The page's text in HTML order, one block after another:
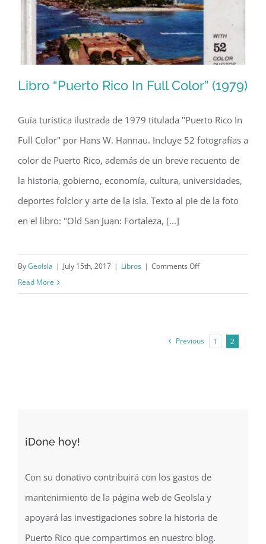
Libro “Puerto Rico In Full Color” (1979)
Libro “Puerto Rico In Full Color” (1979)
Guía turística ilustrada de 1979 titulada "Puerto Rico In
Full Color" por Hans W. Hannau. Incluye 52 fotografías a
color de Puerto Rico, además de un breve recuento de
la historia, gobierno, economía, cultura, universidades,
deportes folclor y arte de la isla. Texto al pie de la foto
en el libro: "Old San Juan: Fortaleza, [...]
ByGeoIsla | July 15th, 2017 | Libros | Comments Offon
Full
Read More
Previous 1 2
¡Done hoy!
Con su donativo contribuirá con los gastos de
mantenimiento de la página web de GeoIsla y
apoyará las investigaciones sobre la historia de
Puerto Rico que compartimos en nuestro blog.